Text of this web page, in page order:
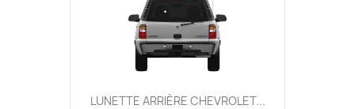
LUNETTE ARRIÈRE CHEVROLET...